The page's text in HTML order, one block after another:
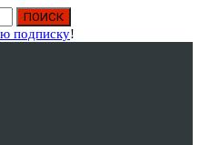
подписку!